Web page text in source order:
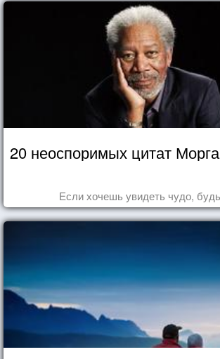
20 неоспоримых цитат
Если хочешь увидеть чудо,